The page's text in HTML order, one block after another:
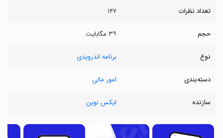
تعداد نظرات ۱۴۷
حجم ۳۹ مگابایت
نوع برنامه اندرویدی
دسته‌بندی امور مالی
سازنده ایکس نوین